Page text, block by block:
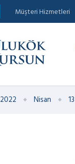
Müşteri Hizmetleri
2022 Nisan 13